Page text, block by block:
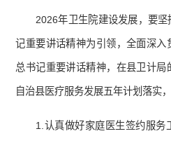
2026年卫生院建设发展，要
记重要讲话精神为引领，全面深
总书记重要讲话精神，在县卫计
自治县医疗服务发展五年计划落实
1.认真做好家庭医生签约服务